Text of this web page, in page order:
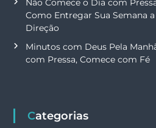
Não Comece o Dia com
Como Entregar Sua Semana
Direção
Minutos com Deus Pela
com Pressa, Comece com Fé
Categorias